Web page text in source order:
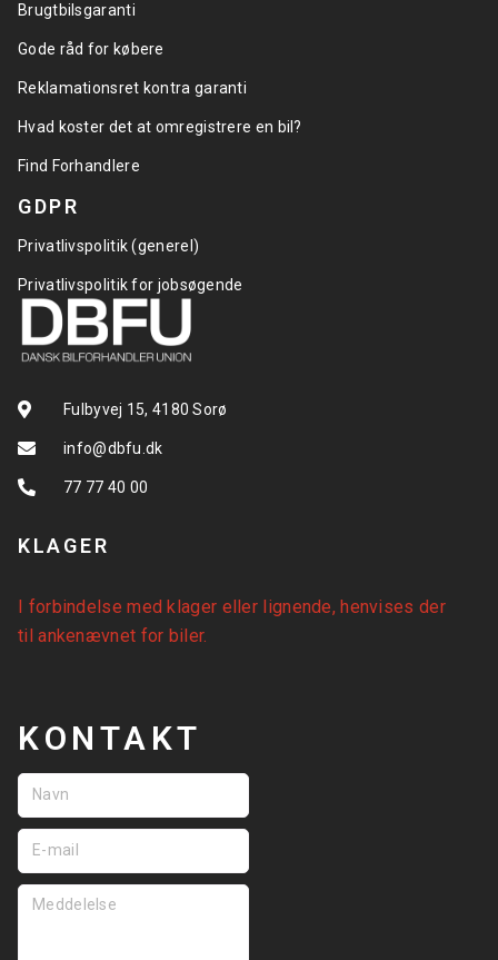
Brugtbilsgaranti
Gode råd for købere
Reklamationsret kontra garanti
Hvad koster det at omregistrere en bil?
Find Forhandlere
GDPR
Privatlivspolitik (generel)
Privatlivspolitik for jobsøgende
Fulbyvej 15, 4180 Sorø
info@dbfu.dk
77 77 40 00
KLAGER
I forbindelse med klager eller lignende, henvises der
tilankenævnet for biler.
KONTAKT